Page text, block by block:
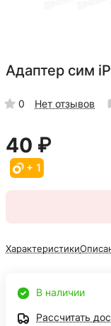
Адаптер сим
0 Нет отзывов
40 ₽
+ 1
Характеристики
В наличии
Рассчитать